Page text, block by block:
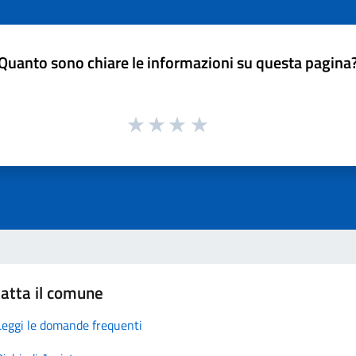
sono chiare le informazioni su questa
il comune
le domande frequenti